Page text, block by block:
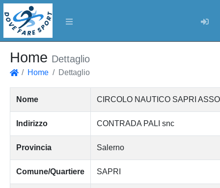
Home Dettaglio
Home Dettaglio
Nome CIRCOLO NAUTICO SAPRI
Indirizzo CONTRADA PALI snc
Provincia Salerno
Comune/Quartiere SAPRI